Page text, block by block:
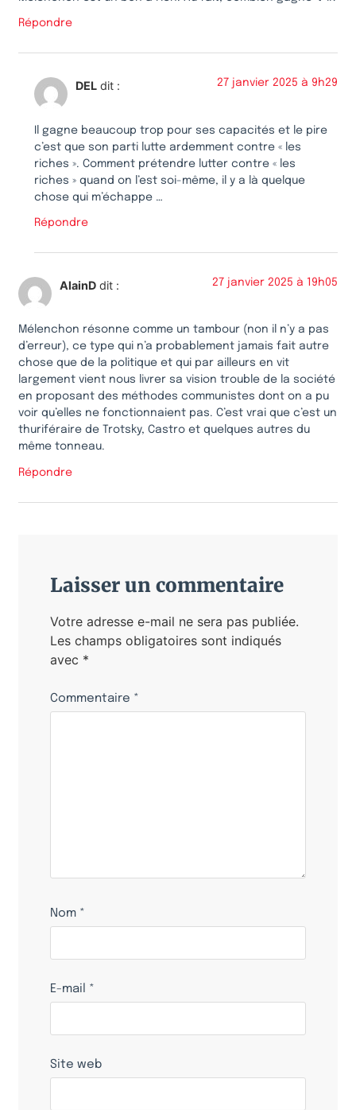
Répondre
DEL dit : 27 janvier 2025 à 9h29
Il gagne beaucoup trop pour ses capacités et le pire
c’est que son parti lutte ardemment contre « les
riches ». Comment prétendre lutter contre « les
riches » quand on l’est soi-même, il y a là quelque
chose qui m’échappe …
Répondre
AlainD dit : 27 janvier 2025 à 19h05
Mélenchon résonne comme un tambour (non il n’y a pas
d’erreur), ce type qui n’a probablement jamais fait autre
chose que de la politique et qui par ailleurs en vit
largement vient nous livrer sa vision trouble de la société
en proposant des méthodes communistes dont on a pu
voir qu’elles ne fonctionnaient pas. C’est vrai que c’est un
thuriféraire de Trotsky, Castro et quelques autres du
même tonneau.
Répondre
Laisser un commentaire
Votre adresse e-mail ne sera pas publiée.
Les champs obligatoires sont indiqués
avec *
Commentaire *
Nom *
E-mail *
Site web